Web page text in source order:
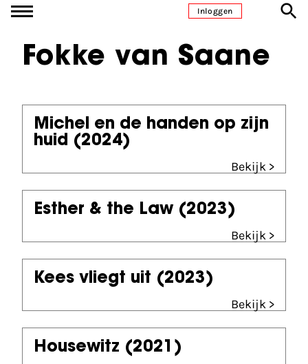
Ga naar inhoudInloggen
Fokke van Saane
Michel en de handen op zijn
huid (2024)
Bekijk >
Esther & the Law (2023)
Bekijk >
Kees vliegt uit (2023)
Bekijk >
Housewitz (2021)